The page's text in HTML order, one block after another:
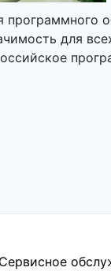
для
Сервисное